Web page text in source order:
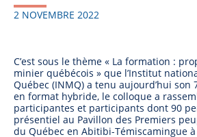
2 NOVEMBRE 2022
C’est sous le thème « La formation :
minier québécois » que l’Institut
Québec (INMQ) a tenu aujourd’hui son
en format hybride, le colloque a
participantes et participants dont 90
présentiel au Pavillon des Premiers
du Québec en Abitibi-Témiscamingue à